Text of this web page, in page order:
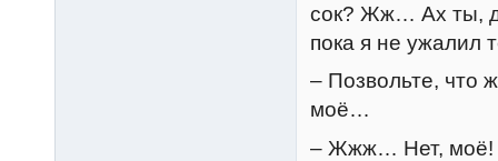
сок? Жж… Ах ты,
пока я не ужалил
– Позвольте, что
моё…
– Жжж… Нет, моё!